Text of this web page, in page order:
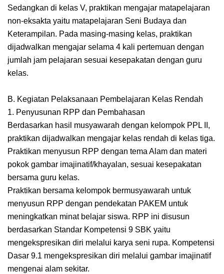
Sedangkan di kelas V, praktikan mengajar matapelajaran
non-eksakta yaitu matapelajaran Seni Budaya dan
Keterampilan. Pada masing-masing kelas, praktikan
dijadwalkan mengajar selama 4 kali pertemuan dengan
jumlah jam pelajaran sesuai kesepakatan dengan guru
kelas.
B. Kegiatan Pelaksanaan Pembelajaran Kelas Rendah
1. Penyusunan RPP dan Pembahasan
Berdasarkan hasil musyawarah dengan kelompok PPL II,
praktikan dijadwalkan mengajar kelas rendah di kelas tiga.
Praktikan menyusun RPP dengan tema Alam dan materi
pokok gambar imajinatif/khayalan, sesuai kesepakatan
bersama guru kelas.
Praktikan bersama kelompok bermusyawarah untuk
menyusun RPP dengan pendekatan PAKEM untuk
meningkatkan minat belajar siswa. RPP ini disusun
berdasarkan Standar Kompetensi 9 SBK yaitu
mengekspresikan diri melalui karya seni rupa. Kompetensi
Dasar 9.1 mengekspresikan diri melalui gambar imajinatif
mengenai alam sekitar.